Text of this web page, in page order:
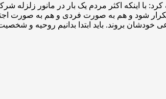
کرد: با اینکه اکثر مردم یک بار در مانور
تکرار شود و هم به صورت فردی و هم به صورت
خودشان بروند. باید ابتدا بدانیم روحیه و